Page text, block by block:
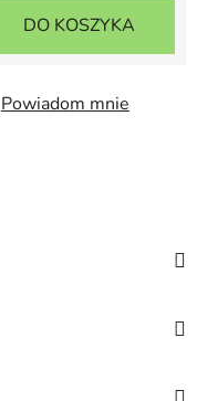
DO KOSZYKA
Powiadom mnie